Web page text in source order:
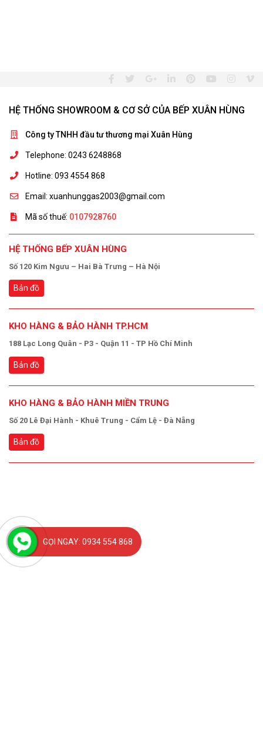
HỆ THỐNG SHOWROOM & CƠ SỞ CỦA BẾP XUÂN HÙNG
Công ty TNHH đầu tư thương mại Xuân Hùng
Telephone: 0243 6248868
Hotline: 093 4554 868
Email: xuanhunggas2003@gmail.com
Mã số thuế: 0107928760
HỆ THỐNG BẾP XUÂN HÙNG
Số 120 Kim Ngưu – Hai Bà Trưng – Hà Nội
Bản đồ
KHO HÀNG & BẢO HÀNH TP.HCM
188 Lạc Long Quân - P3 - Quận 11 - TP Hồ Chí Minh
Bản đồ
KHO HÀNG & BẢO HÀNH MIỀN TRUNG
Số 20 Lê Đại Hành - Khuê Trung - Cẩm Lệ - Đà Nẵng
Bản đồ
GỌI NGAY: 0934 554 868